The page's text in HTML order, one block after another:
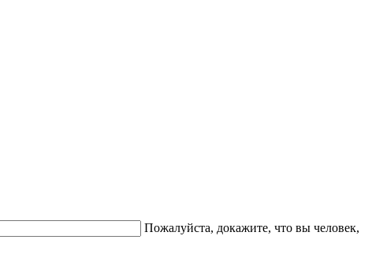
Пожалуйста, докажите, что вы человек,